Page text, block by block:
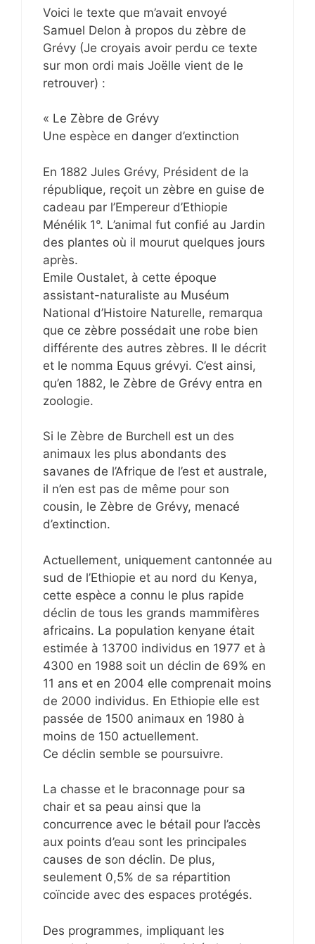
Voici le texte que m’avait envoyé
Samuel Delon à propos du zèbre de
Grévy (Je croyais avoir perdu ce texte
sur mon ordi mais Joëlle vient de le
retrouver) :
« Le Zèbre de Grévy
Une espèce en danger d’extinction
En 1882 Jules Grévy, Président de la
république, reçoit un zèbre en guise de
cadeau par l’Empereur d’Ethiopie
Ménélik 1°. L’animal fut confié au Jardin
des plantes où il mourut quelques jours
après.
Emile Oustalet, à cette époque
assistant-naturaliste au Muséum
National d’Histoire Naturelle, remarqua
que ce zèbre possédait une robe bien
différente des autres zèbres. Il le décrit
et le nomma Equus grévyi. C’est ainsi,
qu’en 1882, le Zèbre de Grévy entra en
zoologie.
Si le Zèbre de Burchell est un des
animaux les plus abondants des
savanes de l’Afrique de l’est et australe,
il n’en est pas de même pour son
cousin, le Zèbre de Grévy, menacé
d’extinction.
Actuellement, uniquement cantonnée au
sud de l’Ethiopie et au nord du Kenya,
cette espèce a connu le plus rapide
déclin de tous les grands mammifères
africains. La population kenyane était
estimée à 13700 individus en 1977 et à
4300 en 1988 soit un déclin de 69% en
11 ans et en 2004 elle comprenait moins
de 2000 individus. En Ethiopie elle est
passée de 1500 animaux en 1980 à
moins de 150 actuellement.
Ce déclin semble se poursuivre.
La chasse et le braconnage pour sa
chair et sa peau ainsi que la
concurrence avec le bétail pour l’accès
aux points d’eau sont les principales
causes de son déclin. De plus,
seulement 0,5% de sa répartition
coïncide avec des espaces protégés.
Des programmes, impliquant les